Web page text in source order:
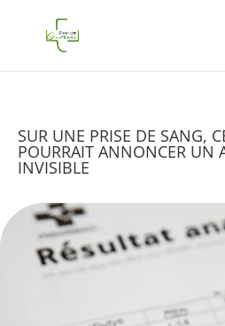
SUR UNE PRISE DE SANG,
POURRAIT ANNONCER UN
INVISIBLE